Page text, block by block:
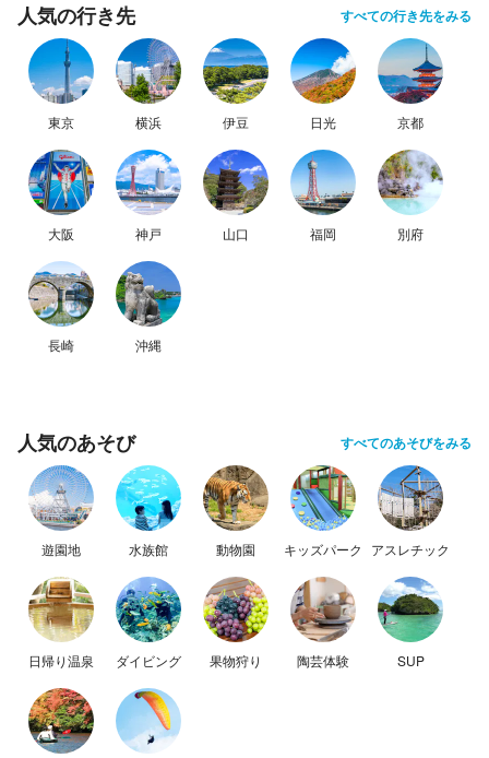
人気の行き先 すべての行き先をみる
東京 横浜 伊豆 日光 京都
大阪 神戸 山口 福岡 別府
長崎 沖縄
人気のあそび すべてのあそびをみる
遊園地 水族館 動物園 キッズパーク アスレチック
日帰り温泉 ダイビング 果物狩り 陶芸体験 SUP